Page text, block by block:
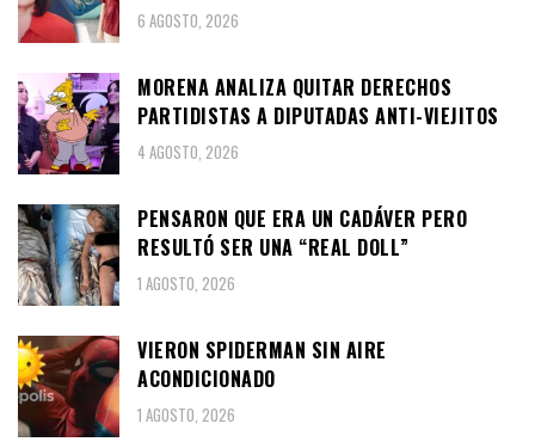
6 AGOSTO, 2026
MORENA ANALIZA QUITAR DERECHOS
PARTIDISTAS A DIPUTADAS ANTI-VIEJITOS
4 AGOSTO, 2026
PENSARON QUE ERA UN CADÁVER PERO
RESULTÓ SER UNA “REAL DOLL”
1 AGOSTO, 2026
VIERON SPIDERMAN SIN AIRE
ACONDICIONADO
1 AGOSTO, 2026